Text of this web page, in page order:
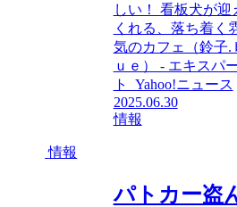
しい！ 看板犬が迎
くれる、落ち着く
気のカフェ（鈴子.
ｕｅ） - エキスパ
ト Yahoo!ニュース
2025.06.30
情報
情報
パトカー盗